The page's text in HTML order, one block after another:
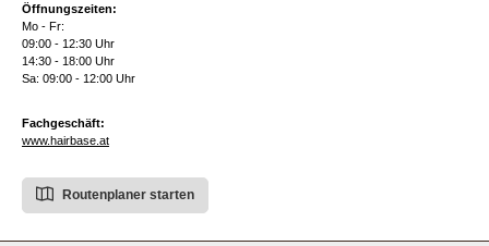
Öffnungszeiten:
Mo - Fr:
09:00 - 12:30 Uhr
14:30 - 18:00 Uhr
Sa: 09:00 - 12:00 Uhr
Fachgeschäft:
www.hairbase.at
Routenplaner starten